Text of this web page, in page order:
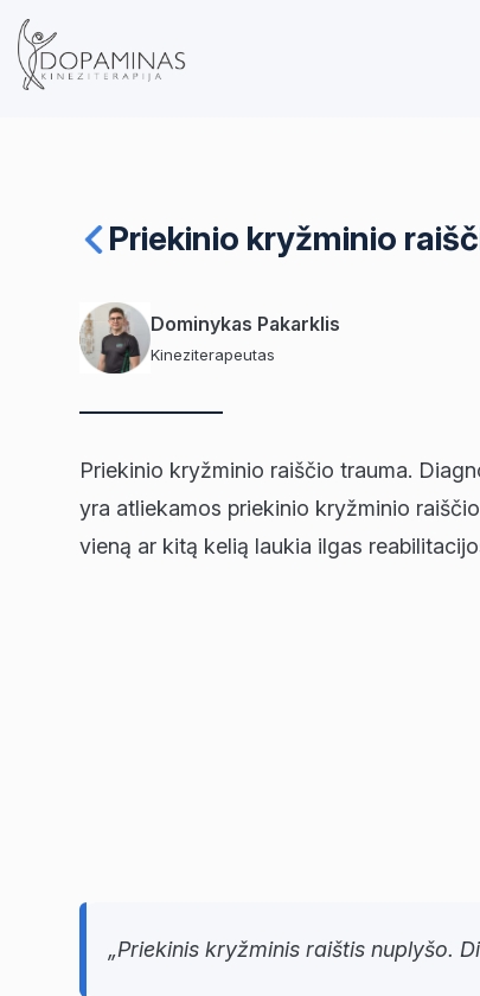
Priekinio kryžminio
Dominykas Pakarklis
Kineziterapeutas
Priekinio kryžminio raiščio trauma.
yra atliekamos priekinio kryžminio
vieną ar kitą kelią laukia ilgas
„Priekinis kryžminis raištis nuplyšo.